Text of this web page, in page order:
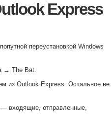
Express
переустановкой Windows
→ The Bat.
из Outlook Express. Остальное не
— входящие, отправленные,